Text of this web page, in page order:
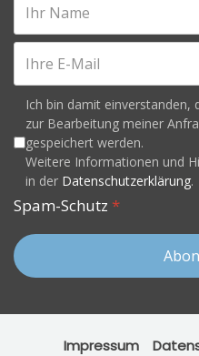
Ich bin damit einverstanden,
zur Bearbeitung meiner
gespeichert werden.
Weitere Informationen und
in der Datenschutzerklärung.
Spam-Schutz *
Impressum